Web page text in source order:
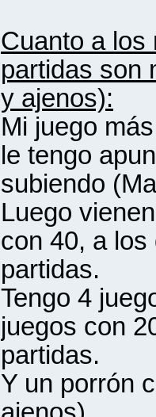
Cuanto a los
partidas son
y ajenos):
Mi juego
le tengo
subiendo
Luego
con 40, a
partidas.
Tengo 4
juegos con
partidas.
Y un porrón